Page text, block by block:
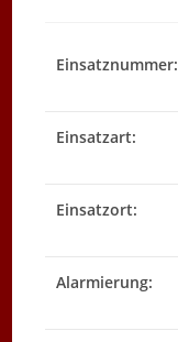
Einsatznummer:
Einsatzart:
Einsatzort:
Alarmierung: